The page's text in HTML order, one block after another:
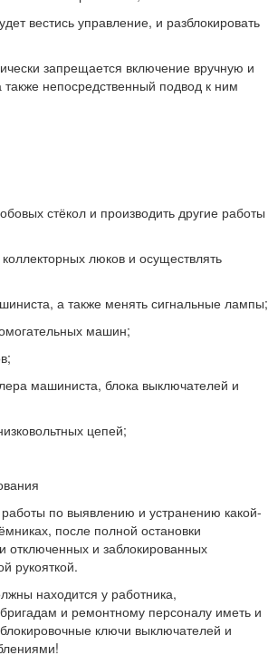
вестись управление, и разблокировать
запрещается включение вручную и
непосредственный подвод к ним
стёкол и производить другие работы
люков и осуществлять
а также менять сигнальные лампы;
машин;
машиниста, блока выключателей и
цепей;
по выявлению и устранению какой-
после полной остановки
и заблокированных
рукояткой.
находится у работника,
и ремонтному персоналу иметь и
ключи выключателей и